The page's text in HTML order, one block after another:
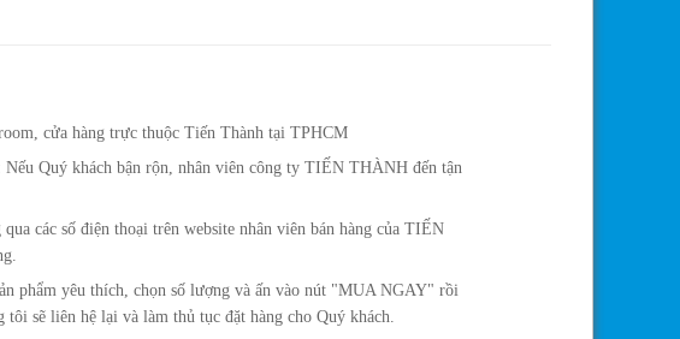
cửa hàng trực thuộc Tiến Thành tại TPHCM
Quý khách bận rộn, nhân viên công ty TIẾN THÀNH đến tận
các số điện thoại trên website nhân viên bán hàng của TIẾN
phẩm yêu thích, chọn số lượng và ấn vào nút "MUA NGAY" rồi
sẽ liên hệ lại và làm thủ tục đặt hàng cho Quý khách.